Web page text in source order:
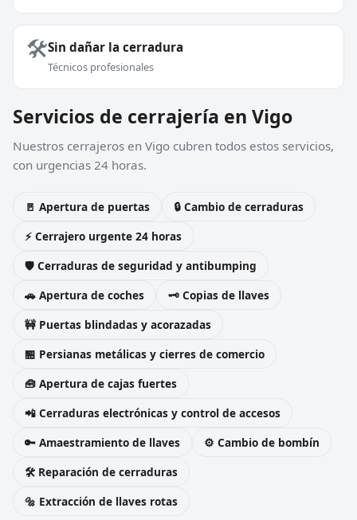
🛠️Sin dañar la cerradura
Técnicos profesionales
Servicios de cerrajería en Vigo
Nuestros cerrajeros en Vigo cubren todos estos servicios,
con urgencias 24 horas.
🚪 Apertura de puertas
🔒 Cambio de cerraduras
⚡ Cerrajero urgente 24 horas
🛡️ Cerraduras de seguridad y antibumping
🚗 Apertura de coches
🗝️ Copias de llaves
🚧 Puertas blindadas y acorazadas
🏪 Persianas metálicas y cierres de comercio
🧰 Apertura de cajas fuertes
📲 Cerraduras electrónicas y control de accesos
🔑 Amaestramiento de llaves
⚙️ Cambio de bombín
🛠️ Reparación de cerraduras
🔩 Extracción de llaves rotas